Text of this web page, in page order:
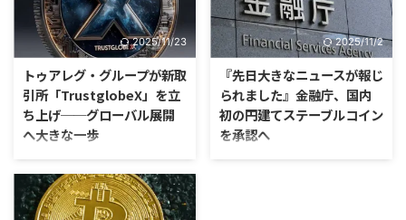
る」 2026年4月時点で押さえて
おきたいのは、暗号資産と日本円
の交換をめぐる規制が、単に「仮
想通貨は自由に個人売買できる」
という段階ではなく、マネーロン
ダリング対策と無登録営業対策を
中心に、より厳格化の方向にある
という点です。 特に、金融庁は
2026年3月31日、暗号資産交換
業者の取引時確認が必要となる取
引の敷居値を引き下げた規制につ
いて事後評価を公表しました。
化するまでに何日も待たされ
る…」 「換金や送金の手数料が高
くて損をした気分になる…」 そん
な暗号通貨ユーザーの悩みを一気
に解決してくれるのが、
「Tevau（テバウ）暗号通貨デビ
ットカード」です。この記事で
は、日本に上陸したばかりで注目
2025/11/23
トゥアレグ・グループが新取
引所「TrustglobeX」を立
ち上げ──グローバル展開
へ大きな一歩
はじめに 世界のフィンテック・
暗号資産市場において、新しいプ
レーヤーが登場しました。グロー
バル投資・フィンテック企業であ
2025/11/2
『先日大きなニュースが報じ
られました』金融庁、国内
初の円建てステーブルコイン
を承認へ
日本初の円建てステーブルコイン